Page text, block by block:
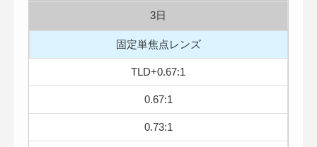
3日
固定単焦点レンズ
TLD+0.67:1
0.67:1
0.73:1